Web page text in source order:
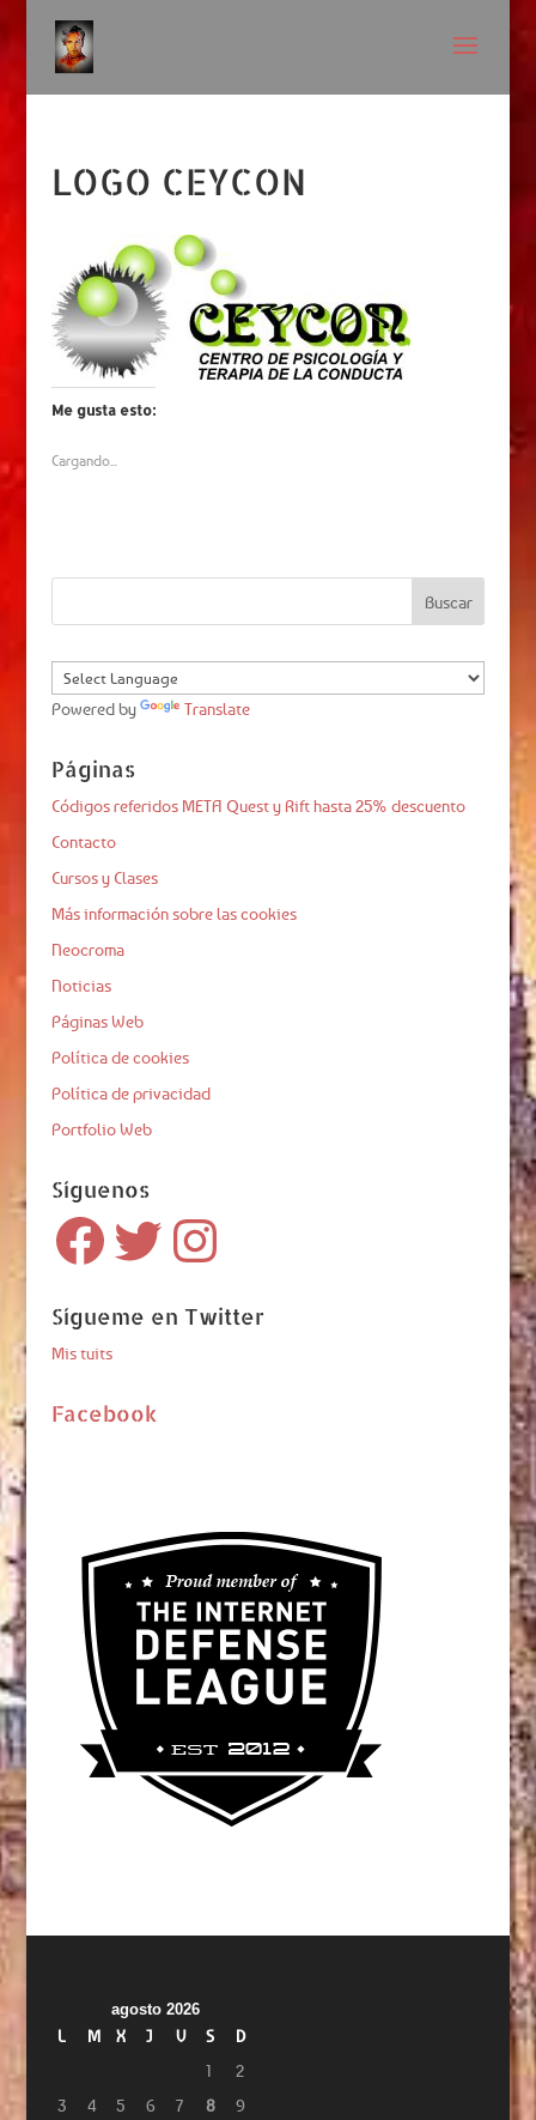
LOGO CEYCON
Me gusta esto:
Cargando...
Powered by Translate
Páginas
Códigos referidos META Quest y Rift hasta 25% descuento
Contacto
Cursos y Clases
Más información sobre las cookies
Neocroma
Noticias
Páginas Web
Política de cookies
Política de privacidad
Portfolio Web
Síguenos
Facebook Twitter Instagram
Sígueme en Twitter
Mis tuits
Facebook
agosto 2026
L M X J V S
D
1
2
3
4 5 6 7 8
9